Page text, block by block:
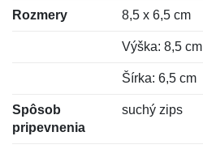
Rozmery 8,5 x 6,5 cm
Výška: 8,5 cm
Šírka: 6,5 cm
Spôsob
pripevnenia
suchý zips